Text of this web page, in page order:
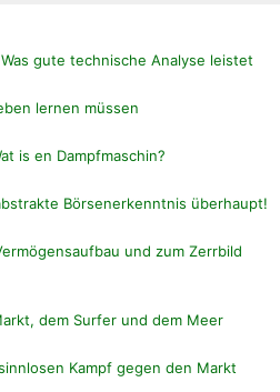
gute technische Analyse leistet
lernen müssen
is en Dampfmaschin?
Börsenerkenntnis überhaupt!
und zum Zerrbild
dem Surfer und dem Meer
Kampf gegen den Markt